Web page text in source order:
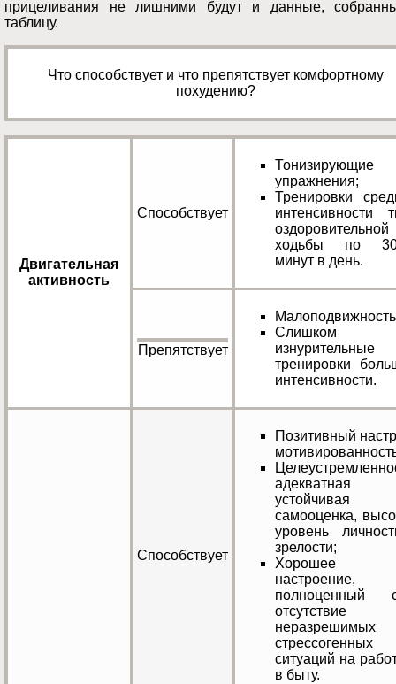
прицеливания не лишними будут и данные,
таблицу.
Что способствует и что препятствует комфортному
похудению?
Двигательная
активность
Способствует
Тонизирующие
упражнения;
Тренировки
интенсивности
оздоровительной
ходьбы по
минут в день.
Препятствует
Слишком
изнурительные
тренировки
интенсивности.
Способствует
Позитивный
адекватная
устойчивая
самооценка,
уровень
зрелости;
Хорошее
настроение,
полноценный
отсутствие
неразрешимых
стрессогенных
ситуаций на
в быту.